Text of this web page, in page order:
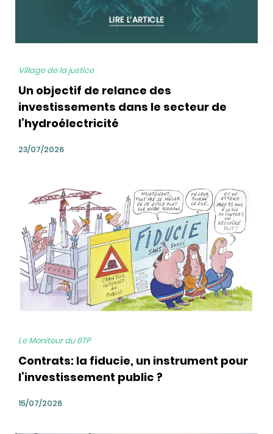
Village de la justice
Un objectif de relance des
investissements dans le secteur de
l’hydroélectricité
23/07/2026
Le Moniteur du BTP
Contrats: la fiducie, un instrument pour
l’investissement public ?
15/07/2026